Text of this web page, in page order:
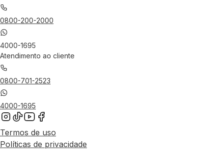
0800-200-2000
4000-1695
Atendimento ao cliente
0800-701-2523
4000-1695
Termos de uso
Políticas de privacidade